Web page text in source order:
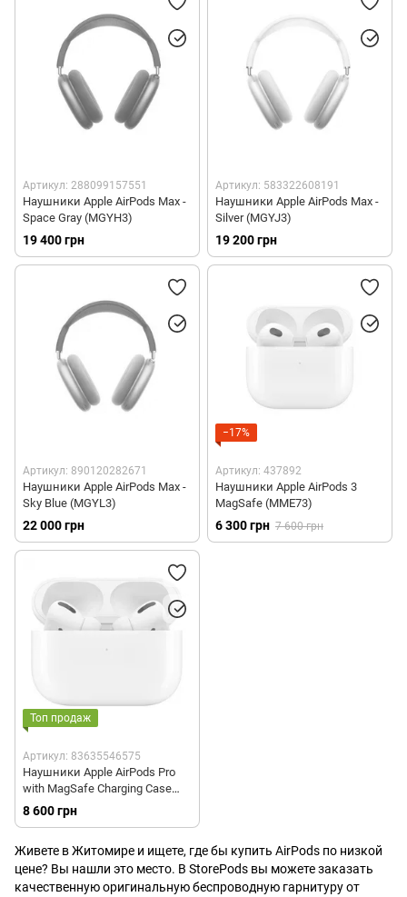
Артикул: 288099157551
Наушники Apple AirPods Max -
Space Gray (MGYH3)
19 400 грн
Артикул: 583322608191
Наушники Apple AirPods Max -
Silver (MGYJ3)
19 200 грн
Артикул: 890120282671
Наушники Apple AirPods Max -
Sky Blue (MGYL3)
22 000 грн
−17%
Артикул: 437892
Наушники Apple AirPods 3
MagSafe (MME73)
6 300 грн 7 600 грн
Топ продаж
Артикул: 83635546575
Наушники Apple AirPods Pro
with MagSafe Charging Case
(MLWK3)
8 600 грн
Живете в Житомире и ищете, где бы купить AirPods по низкой
цене? Вы нашли это место. В StorePods вы можете заказать
качественную оригинальную беспроводную гарнитуру от